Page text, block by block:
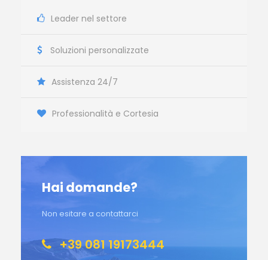
Leader nel settore
Soluzioni personalizzate
Assistenza 24/7
Professionalità e Cortesia
Hai domande?
Non esitare a contattarci
+39 081 19173444